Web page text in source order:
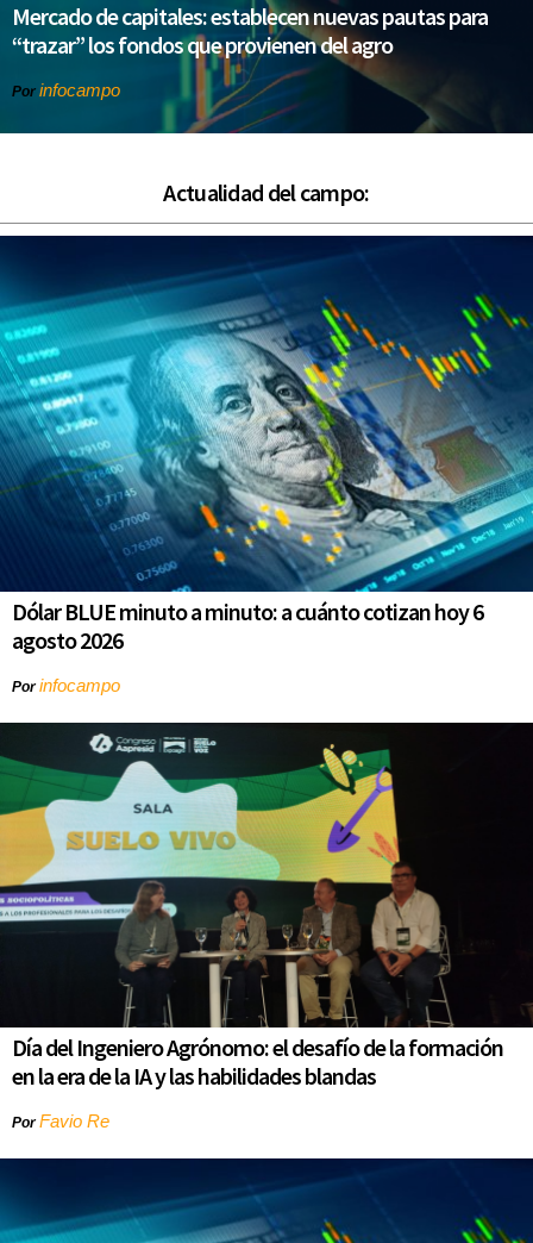
Mercado de capitales: establecen nuevas pautas para
“trazar” los fondos que provienen del agro
Por infocampo
Actualidad del campo:
Dólar BLUE minuto a minuto: a cuánto cotizan hoy 6
agosto 2026
Porinfocampo
Día del Ingeniero Agrónomo: el desafío de la formación
en la era de la IA y las habilidades blandas
PorFavio Re